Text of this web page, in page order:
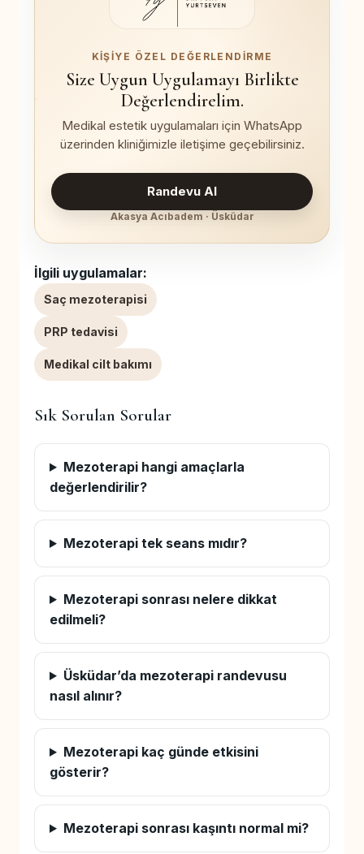
KIŞIYE ÖZEL DEĞERLENDIRME
Size Uygun Uygulamayı Birlikte
Değerlendirelim.
Medikal estetik uygulamaları için WhatsApp
üzerinden kliniğimizle iletişime geçebilirsiniz.
Randevu Al
Akasya Acıbadem · Üsküdar
İlgili uygulamalar:
Saç mezoterapisi
PRP tedavisi
Medikal cilt bakımı
Sık Sorulan Sorular
Mezoterapi hangi amaçlarla
değerlendirilir?
Mezoterapi tek seans mıdır?
Mezoterapi sonrası nelere dikkat
edilmeli?
Üsküdar’da mezoterapi randevusu
nasıl alınır?
Mezoterapi kaç günde etkisini
gösterir?
Mezoterapi sonrası kaşıntı normal mi?